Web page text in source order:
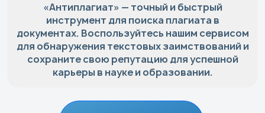
«Антиплагиат» — точный и быстрый
инструмент для поиска плагиата в
документах. Воспользуйтесь нашим сервисом
для обнаружения текстовых заимствований и
сохраните свою репутацию для успешной
карьеры в науке и образовании.